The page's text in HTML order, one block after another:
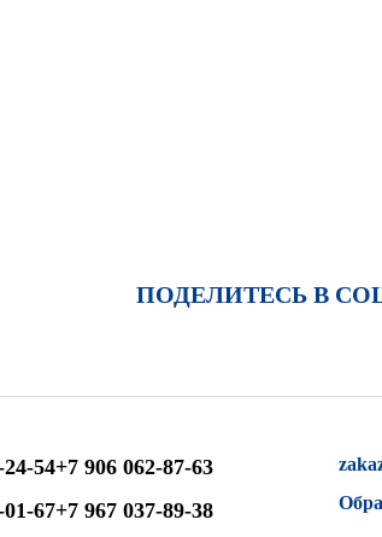
ПОДЕЛИТЕСЬ В
54
67
+7 906 062-87-63
+7 967 037-89-38